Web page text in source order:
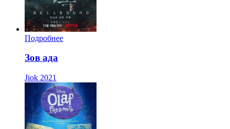
Подробнее
Зов ада
Jiok 2021